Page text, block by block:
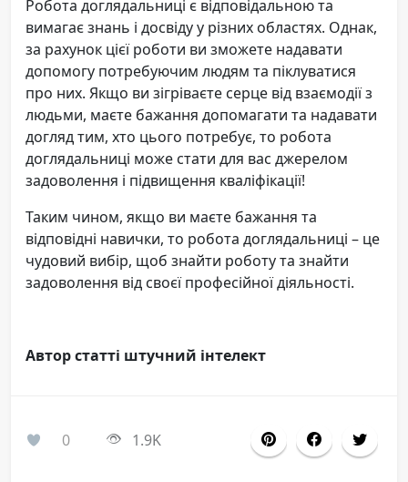
Робота доглядальниці є відповідальною та
вимагає знань і досвіду у різних областях. Однак,
за рахунок цієї роботи ви зможете надавати
допомогу потребуючим людям та піклуватися
про них. Якщо ви зігріваєте серце від взаємодії з
людьми, маєте бажання допомагати та надавати
догляд тим, хто цього потребує, то робота
доглядальниці може стати для вас джерелом
задоволення і підвищення кваліфікації!
Таким чином, якщо ви маєте бажання та
відповідні навички, то робота доглядальниці – це
чудовий вибір, щоб знайти роботу та знайти
задоволення від своєї професійної діяльності.
Автор статті штучний інтелект
0 1.9K